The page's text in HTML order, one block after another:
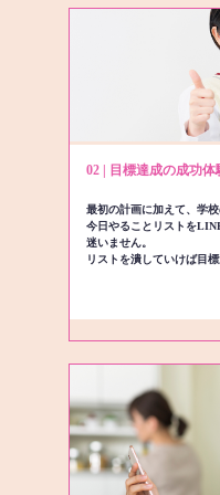
02 | 目標達成の成功体
最初の計画に加えて、学
今日やることリストを
迷いません。
リストを潰していけば目